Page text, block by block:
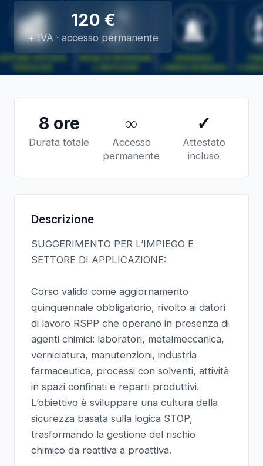
120 €
+ IVA · accesso permanente
8 ore
Durata totale
∞
Accesso
permanente
✓
Attestato
incluso
Descrizione
SUGGERIMENTO PER L’IMPIEGO E
SETTORE DI APPLICAZIONE:
Corso valido come aggiornamento
quinquennale obbligatorio, rivolto ai datori
di lavoro RSPP che operano in presenza di
agenti chimici: laboratori, metalmeccanica,
verniciatura, manutenzioni, industria
farmaceutica, processi con solventi, attività
in spazi confinati e reparti produttivi.
L’obiettivo è sviluppare una cultura della
sicurezza basata sulla logica STOP,
trasformando la gestione del rischio
chimico da reattiva a proattiva.